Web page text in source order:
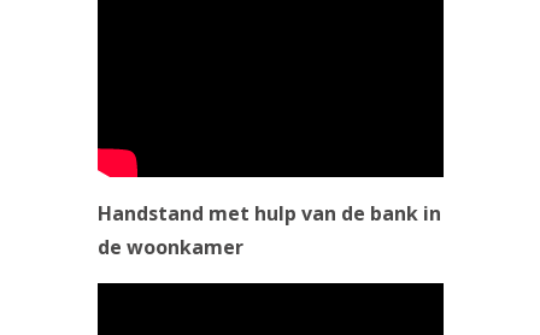
Handstand met hulp van de bank in
de woonkamer